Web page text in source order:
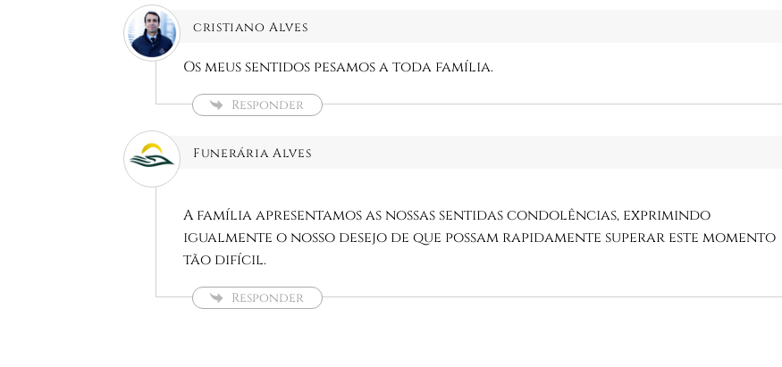
cristiano Alves
Os meus sentidos pesamos a toda família.
Responder
Funerária Alves
A família apresentamos as nossas sentidas condolências, exprimindo
igualmente o nosso desejo de que possam rapidamente superar este momento
tão difícil.
Responder